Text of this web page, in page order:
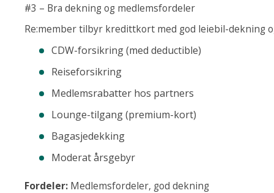
#3 – Bra dekning og medlemsfordeler
Re:member tilbyr kredittkort med god leiebil-dekning
CDW-forsikring (med deductible)
Reiseforsikring
Medlemsrabatter hos partners
Lounge-tilgang (premium-kort)
Bagasjedekking
Moderat årsgebyr
Fordeler: Medlemsfordeler, god dekning